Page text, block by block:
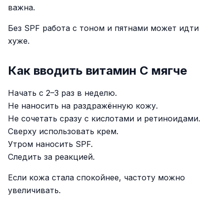
важна.
Без SPF работа с тоном и пятнами может идти
хуже.
Как вводить витамин C мягче
Начать с 2–3 раз в неделю.
Не наносить на раздражённую кожу.
Не сочетать сразу с кислотами и ретиноидами.
Сверху использовать крем.
Утром наносить SPF.
Следить за реакцией.
Если кожа стала спокойнее, частоту можно
увеличивать.